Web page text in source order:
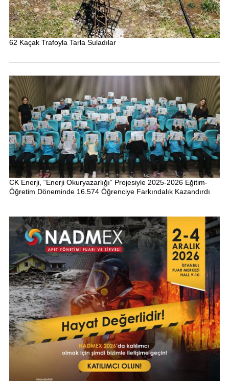
62 Kaçak Trafoyla Tarla Suladılar
CK Enerji, “Enerji Okuryazarlığı” Projesiyle 2025-2026 Eğitim-
Öğretim Döneminde 16.574 Öğrenciye Farkındalık Kazandırdı